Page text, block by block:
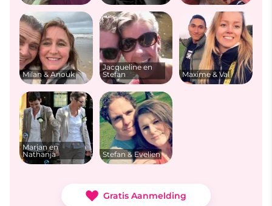
Milan & Anouk
Jacqueline en
Stefan
Maxime & Val
Marjan en
Nathanja
Stefan & Evelien
Gratis Aanmelding